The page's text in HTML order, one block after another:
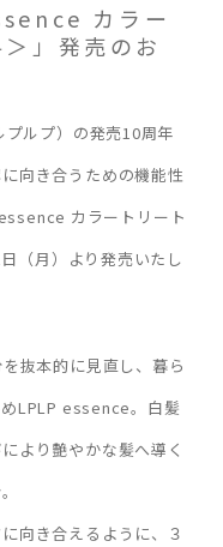
カラー
」発売のお
プルプ）の発売10周年
向き合うための機能性
カラートリート
（月）より発売いたし
抜本的に見直し、暮ら
LPLP essence。白髪
より艶やかな髪へ導く
向き合えるように、３